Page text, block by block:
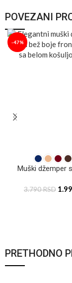
POVEZANI
-47%
Muški džemper
3.790RSD
PRETHODNO